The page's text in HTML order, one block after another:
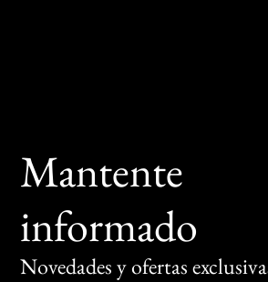
Mantente
informado
Novedades y ofertas